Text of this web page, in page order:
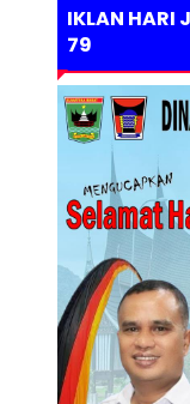
IKLAN HARI
79